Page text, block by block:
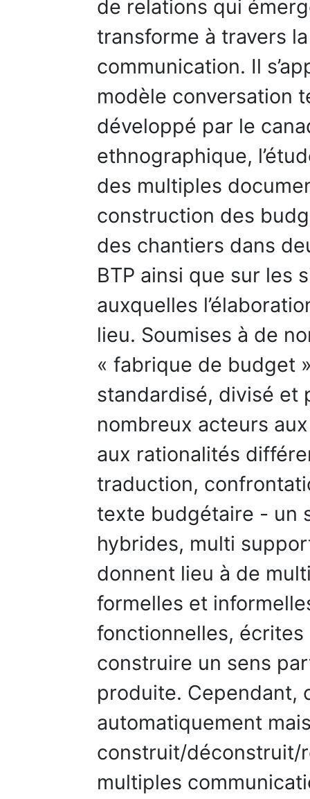
de relations qui
transforme à travers
communication. Il
modèle conversation
développé par le
ethnographique,
des multiples
construction des
des chantiers dans
BTP ainsi que sur les
auxquelles
lieu. Soumises à de
« fabrique de budget
standardisé, divisé et
nombreux acteurs
aux rationalités
traduction,
texte budgétaire - un
hybrides, multi
donnent lieu à de
formelles et
fonctionnelles, écrites
construire un sens
produite. Cependant,
automatiquement
construit/déconstruit/
multiples